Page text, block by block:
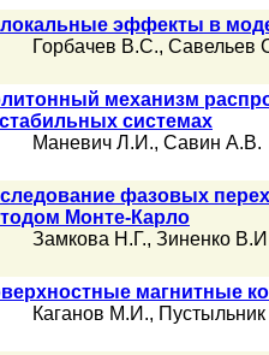
эффекты в
Горбачев В.С., Савельев
механизм
системах
Маневич Л.И., Савин А.В.
фазовых
Монте-Карло
Замкова Н.Г., Зиненко
магнитные
Каганов М.И.,